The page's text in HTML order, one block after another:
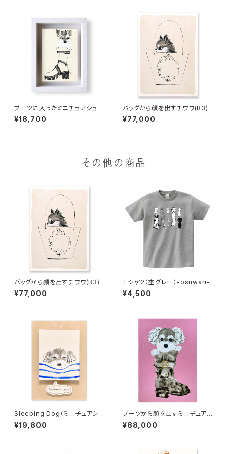
ブーツに入ったミニチュアシュナ
ウザー
¥18,700
バッグから顔を出すチワワ(B3)
¥77,000
その他の商品
バッグから顔を出すチワワ(B3)
¥77,000
Tシャツ（杢グレー）-osuwari-
¥4,500
Sleeping Dog（ミニチュアシュ
ナウザー/ 生成り地）
¥19,800
ブーツから顔を出すミニチュアシ
ュナウザー(B3)
¥88,000